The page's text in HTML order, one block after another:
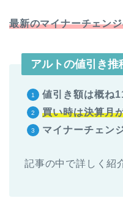
最新のマイナーチェン
アルトの値引き推
値引き額は概ね
買い時は決算月
マイナーチェン
記事の中で詳しく紹